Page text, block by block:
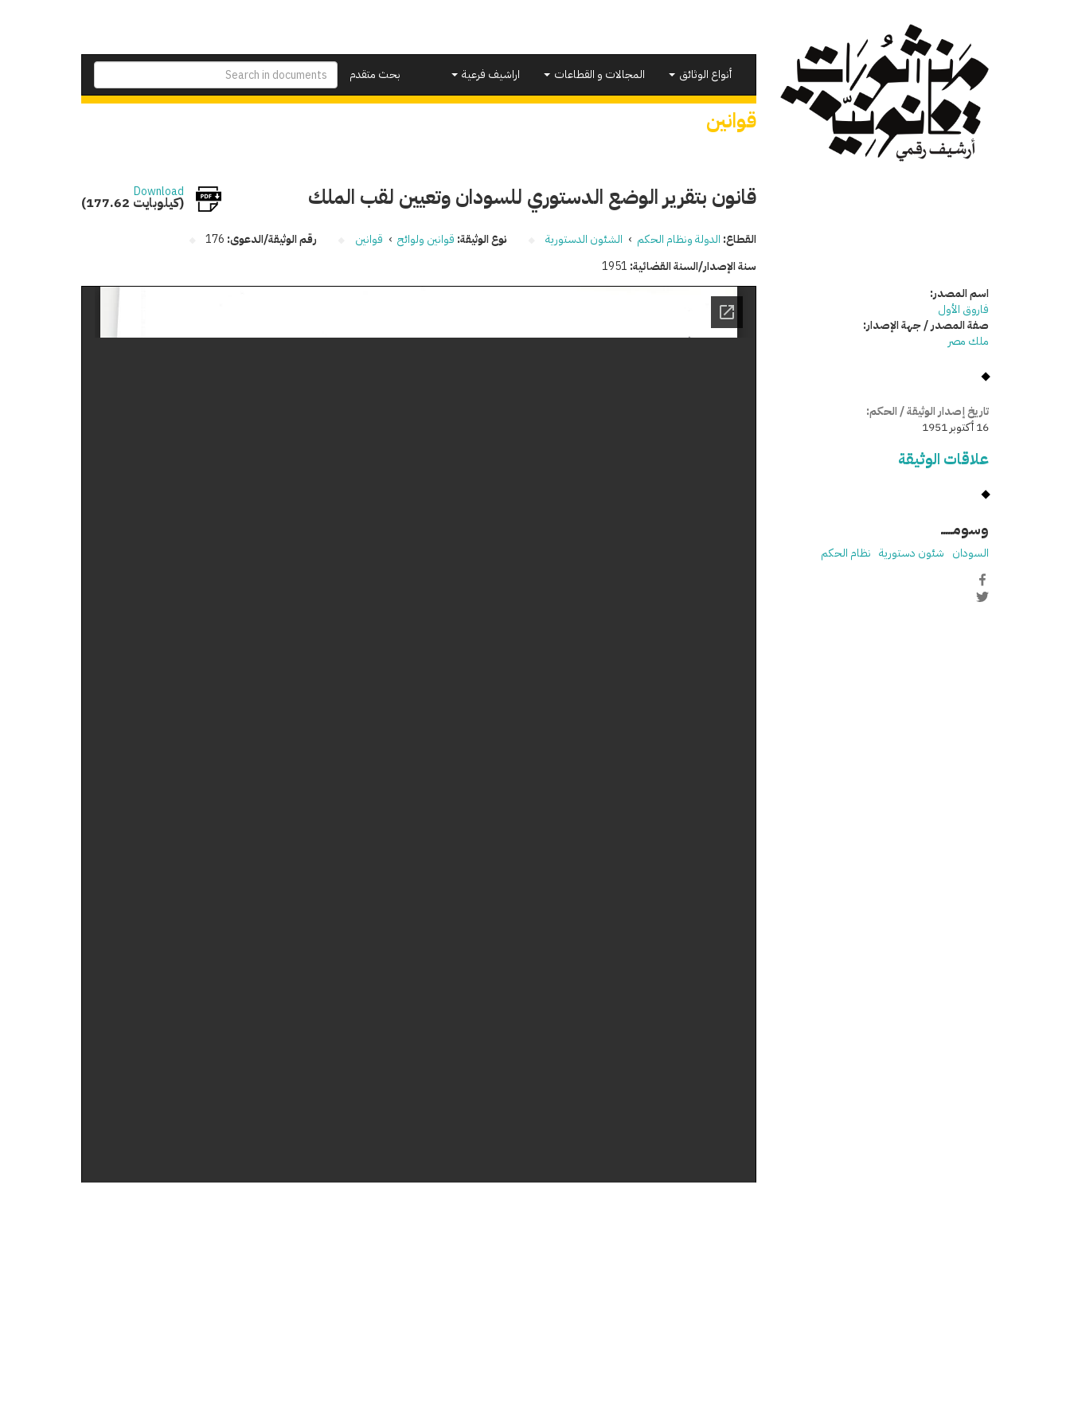
بحث متقدم
أنواع الوثائق المجالات و القطاعات اراشيف فرعية
قوانين
قانون بتقرير الوضع الدستوري للسودان وتعيين لقب الملك Download
(177.62 كيلوبايت)
القطاع: الدولة ونظام الحكم › الشئون الدستورية نوع الوثيقة: قوانين ولوائح › قوانين رقم الوثيقة/الدعوى: 176
سنة الإصدار/السنة القضائية: 1951
اسم المصدر:
فاروق الأول
صفة المصدر / جهة الإصدار:
ملك مصر
تاريخ إصدار الوثيقة / الحكم:
16 أكتوبر 1951
علاقات الوثيقة
وسومـــــ
السودان شئون دستورية نظام الحكم